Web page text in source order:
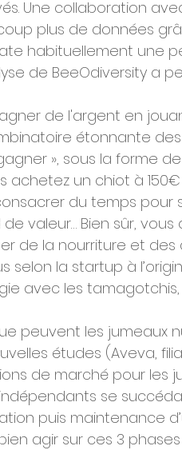
Une collaboration
plus de données
habituellement une
de BeeOdiversity a
de l'argent en
étonnante
», sous la forme
achetez un chiot à
du temps pour
valeur… Bien sûr,
de la nourriture et des
selon la startup à
avec les
peuvent les jumeaux
études (Aveva,
de marché pour les
se
puis maintenance
agir sur ces 3